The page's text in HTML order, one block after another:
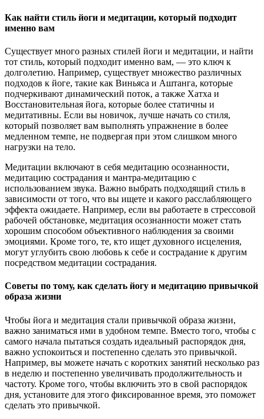
Как найти стиль йоги и медитации, который подходит
именно вам
Существует много разных стилей йоги и медитации, и найти
тот стиль, который подходит именно вам, — это ключ к
долголетию. Например, существует множество различных
подходов к йоге, такие как Виньяса и Аштанга, которые
подчеркивают динамический поток, а также Хатха и
Восстановительная йога, которые более статичны и
медитативны. Если вы новичок, лучше начать со стиля,
который позволяет вам выполнять упражнение в более
медленном темпе, не подвергая при этом слишком много
нагрузки на тело.
Медитации включают в себя медитацию осознанности,
медитацию сострадания и мантра-медитацию с
использованием звука. Важно выбрать подходящий стиль в
зависимости от того, что вы ищете и какого расслабляющего
эффекта ожидаете. Например, если вы работаете в стрессовой
рабочей обстановке, медитация осознанности может стать
хорошим способом объективного наблюдения за своими
эмоциями. Кроме того, те, кто ищет духовного исцеления,
могут углубить свою любовь к себе и сострадание к другим
посредством медитации сострадания.
Советы по тому, как сделать йогу и медитацию привычкой
образа жизни
Чтобы йога и медитация стали привычкой образа жизни,
важно заниматься ими в удобном темпе. Вместо того, чтобы с
самого начала пытаться создать идеальный распорядок дня,
важно успокоиться и постепенно сделать это привычкой.
Например, вы можете начать с коротких занятий несколько раз
в неделю и постепенно увеличивать продолжительность и
частоту. Кроме того, чтобы включить это в свой распорядок
дня, установите для этого фиксированное время, это поможет
сделать это привычкой.